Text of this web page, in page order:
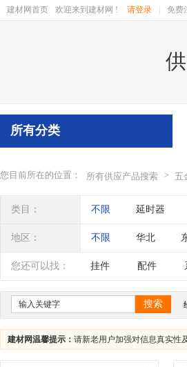
建材网首页 欢迎来到建材网 ! 请登录 免费
所有分类
您目前所在的位置： 所有供应产品搜索 > 五
类目： 不限 延时器
浴缸配件 浴柜
地区： 不限 华北
辽宁 吉林
四川 海南
您还可以找： 挂件 配件
搜索
建材网温馨提示： 请新老用户加强对信息真实性